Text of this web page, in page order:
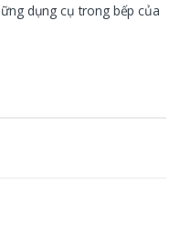
dụng cụ trong bếp của